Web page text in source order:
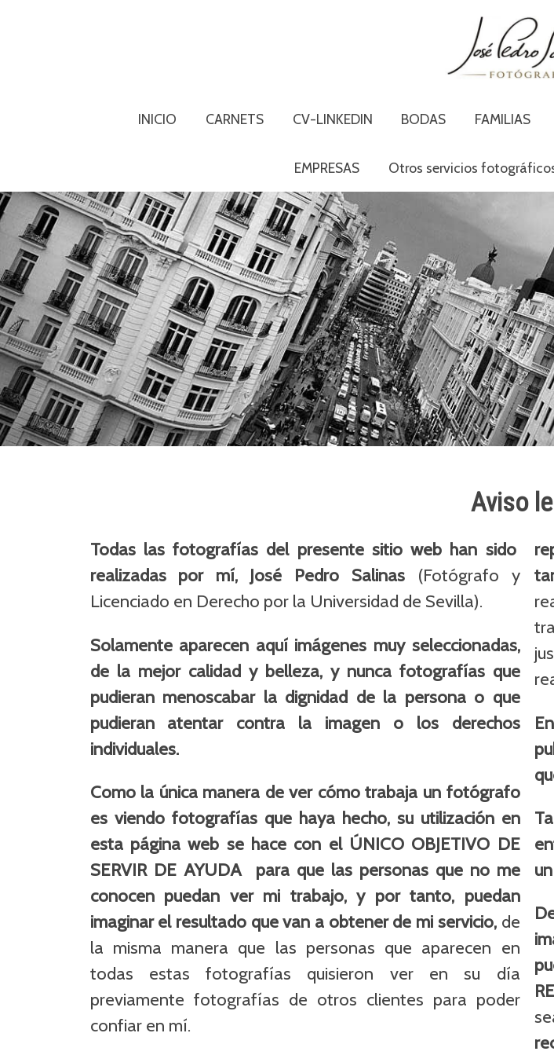
INICIO CARNETS CV-LINKEDIN BODAS FAMILIAS
EMPRESAS Otros servicios
Aviso
Todas las fotografías del presente sitio web han sido
realizadas por mí,José Pedro Salinas (Fotógrafo y
Licenciado en Derecho por la Universidad de Sevilla).
Solamente aparecen aquí imágenes muy seleccionadas,
de la mejor calidad y belleza, y nunca fotografías que
pudieran menoscabar la dignidad de la persona o que
pudieran atentar contra la imagen o los derechos
individuales.
Como la única manera de ver cómo trabaja un fotógrafo
es viendo fotografías que haya hecho, su utilización en
esta página web se hace con el ÚNICO OBJETIVO DE
SERVIR DE AYUDA para que las personas que no me
conocen puedan ver mi trabajo, y por tanto, puedan
imaginar el resultado que van a obtener de mi servicio,de
la misma manera que las personas que aparecen en
todas estas fotografías quisieron ver en su día
previamente fotografías de otros clientes para poder
confiar en mí.